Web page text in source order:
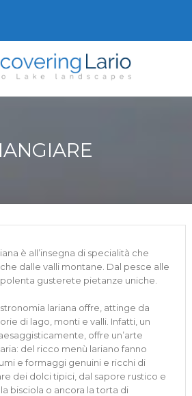
è all’insegna di specialità che
dalle valli montane. Dal pesce alle
gusterete pietanze uniche.
lariana offre, attinge da
di lago, monti e valli. Infatti, un
offre un’arte
del ricco menù lariano fanno
e formaggi genuini e ricchi di
dei dolci tipici, dal sapore rustico e
bisciola o ancora la torta di